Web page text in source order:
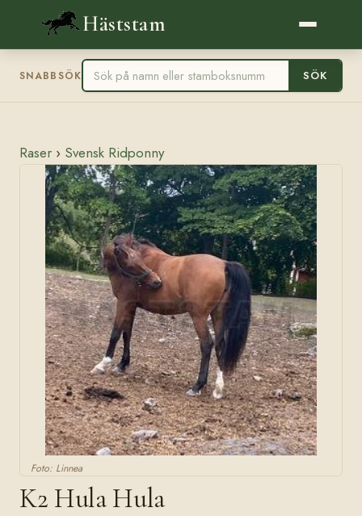
Häststam
SNABBSÖK SÖK
Raser › Svensk Ridponny
Foto: Linnea
K2 Hula Hula